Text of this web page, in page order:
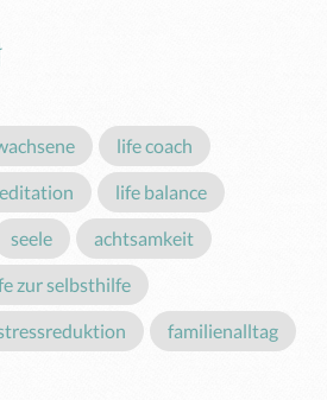
life coach
life balance
seele achtsamkeit
zur selbsthilfe
familienalltag